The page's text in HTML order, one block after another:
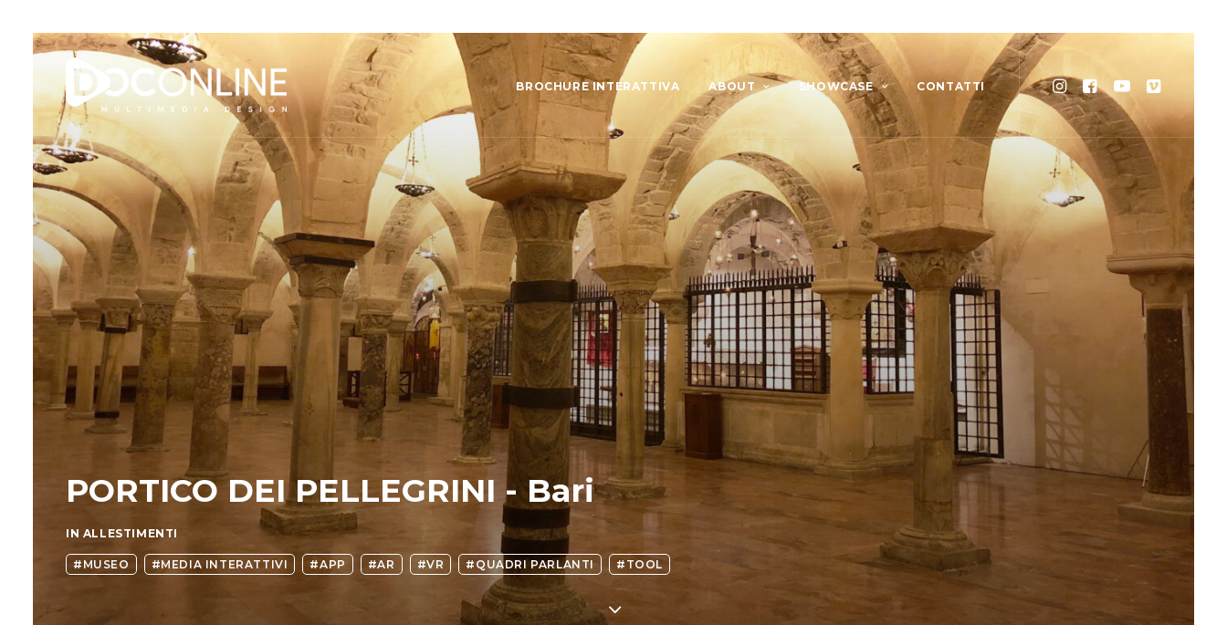
BROCHURE INTERATTIVA ABOUT SHOWCASE CONTATTI
PORTICO DEI PELLEGRINI - Bari
IN ALLESTIMENTI
#MUSEO #MEDIA INTERATTIVI #APP #AR #VR #QUADRI PARLANTI #TOOL